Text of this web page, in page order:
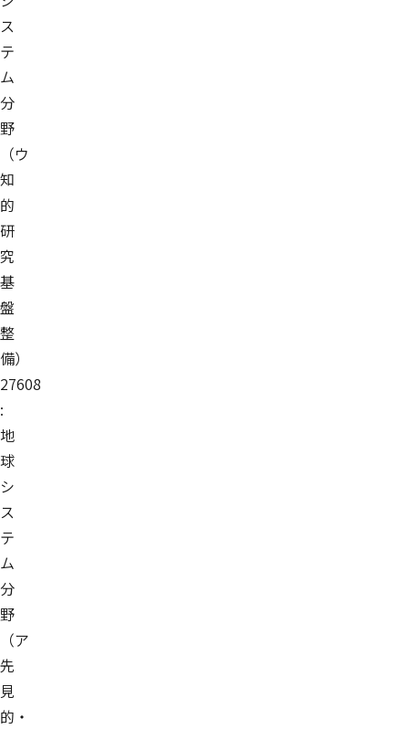
ス
テ
ム
分
野
（ウ
知
的
研
究
基
盤
整
備）
27608
:
地
球
シ
ス
テ
ム
分
野
（ア
先
見
的・